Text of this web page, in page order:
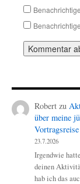
Robert zu
über meine
Vortragsreise
23.7.2026
Irgendwie
deinen
hab ich das